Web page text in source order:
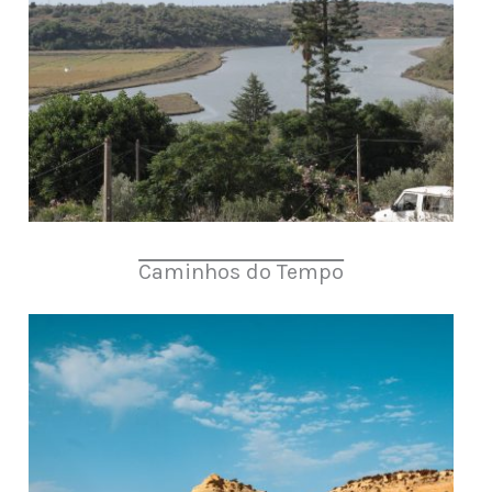
Caminhos do Tempo